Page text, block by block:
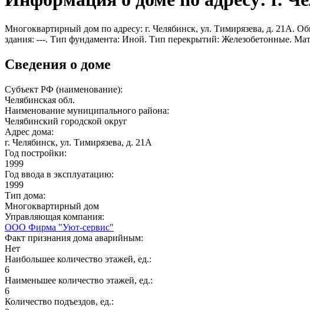
Многоквартирный дом по адресу: г. Челябинск, ул. Тимирязева, д. 21А.
здания: ---. Тип фундамента: Иной. Тип перекрытий: Железобетонные.
Сведения о доме
Субъект РФ (наименование):
Челябинская обл.
Наименование муниципального района:
Челябинский городской округ
Адрес дома:
г. Челябинск, ул. Тимирязева, д. 21А
Год постройки:
1999
Год ввода в эксплуатацию:
1999
Тип дома:
Многоквартирный дом
Управляющая компания:
ООО Фирма "Уют-сервис"
Факт признания дома аварийным:
Нет
Наибольшее количество этажей, ед.:
6
Наименьшее количество этажей, ед.:
6
Количество подъездов, ед.: